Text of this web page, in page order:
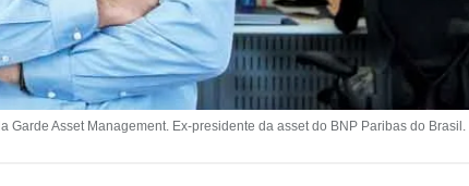
Asset Management. Ex-presidente da asset do BNP Paribas do Brasil.